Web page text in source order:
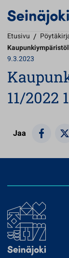
Etusivu /
9.3.2023
11/2022
Jaa